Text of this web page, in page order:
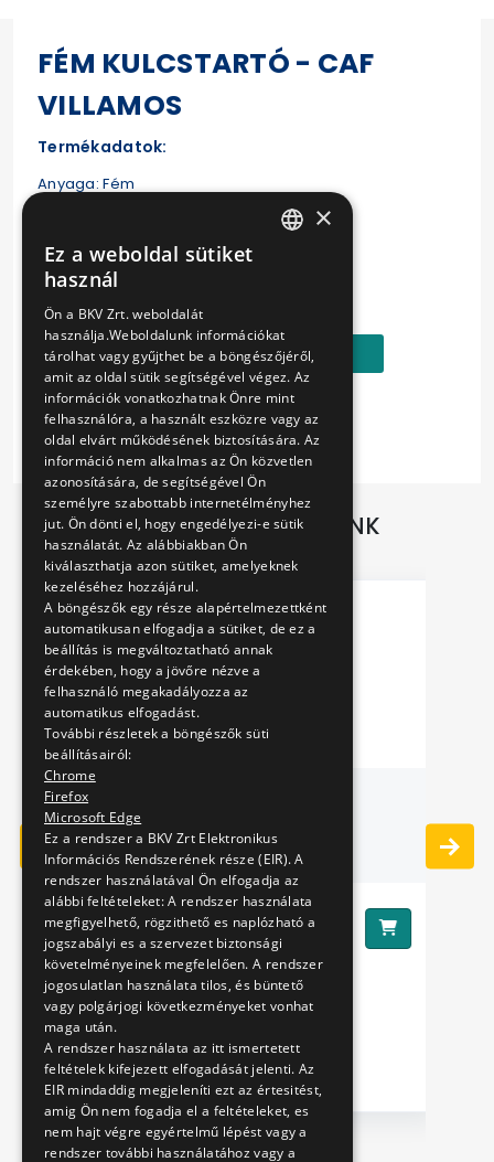
FÉM KULCSTARTÓ - CAF
VILLAMOS
Termékadatok:
Anyaga: Fém
Ár:
3490 Ft
Kosárba
TOVÁBBI AJÁNLATAINK
Ár:1490 Ft
×
Ez a weboldal sütiket
használ
Ön a BKV Zrt. weboldalát
használja.Weboldalunk információkat
tárolhat vagy gyűjthet be a böngészőjéről,
amit az oldal sütik segítségével végez. Az
információk vonatkozhatnak Önre mint
felhasználóra, a használt eszközre vagy az
oldal elvárt működésének biztosítására. Az
információ nem alkalmas az Ön közvetlen
azonosítására, de segítségével Ön
személyre szabottabb internetélményhez
jut. Ön dönti el, hogy engedélyezi-e sütik
használatát. Az alábbiakban Ön
kiválaszthatja azon sütiket, amelyeknek
kezeléséhez hozzájárul.
A böngészők egy része alapértelmezettként
automatikusan elfogadja a sütiket, de ez a
beállítás is megváltoztatható annak
érdekében, hogy a jövőre nézve a
felhasználó megakadályozza az
automatikus elfogadást.
További részletek a böngészők süti
beállításairól:
Chrome
Firefox
Microsoft Edge
Ez a rendszer a BKV Zrt Elektronikus
Információs Rendszerének része (EIR). A
rendszer használatával Ön elfogadja az
alábbi feltételeket: A rendszer használata
megfigyelhető, rögzithető es naplózható a
jogszabályi es a szervezet biztonsági
követelményeinek megfelelően. A rendszer
jogosulatlan használata tilos, és büntető
vagy polgárjogi következményeket vonhat
maga után.
A rendszer használata az itt ismertetett
feltételek kifejezett elfogadását jelenti. Az
EIR mindaddig megjeleníti ezt az értesitést,
amig Ön nem fogadja el a feltételeket, es
nem hajt végre egyértelmű lépést vagy a
rendszer további használatához vagy a